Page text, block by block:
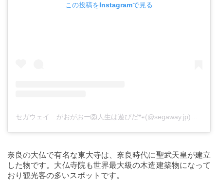
この投稿をInstagramで見る
セガウェイ がおがおー🦁人生は遊びだ🐾(@segaway.jp)がシェアした投稿
奈良の大仏で有名な東大寺は、奈良時代に聖武天皇が建立
した物です。大仏寺院も世界最大級の木造建築物になって
おり観光客の多いスポットです。